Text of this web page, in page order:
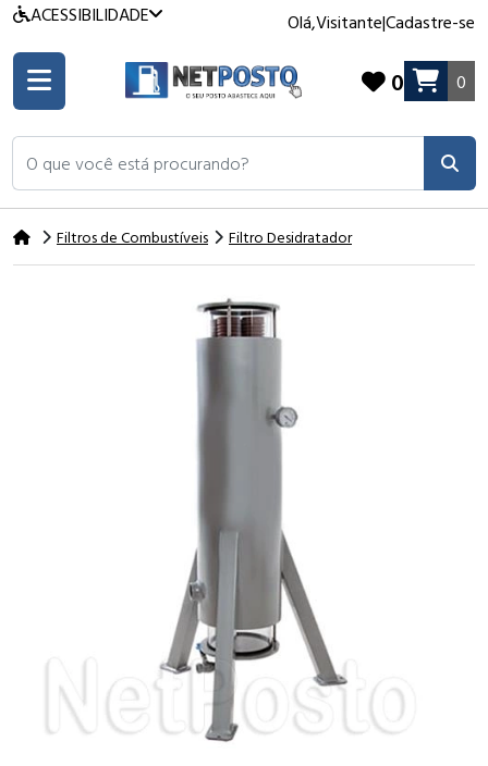
ACESSIBILIDADE Olá,Visitante|Cadastre-se
O que você está procurando?
0 0
Filtros de Combustíveis Filtro Desidratador